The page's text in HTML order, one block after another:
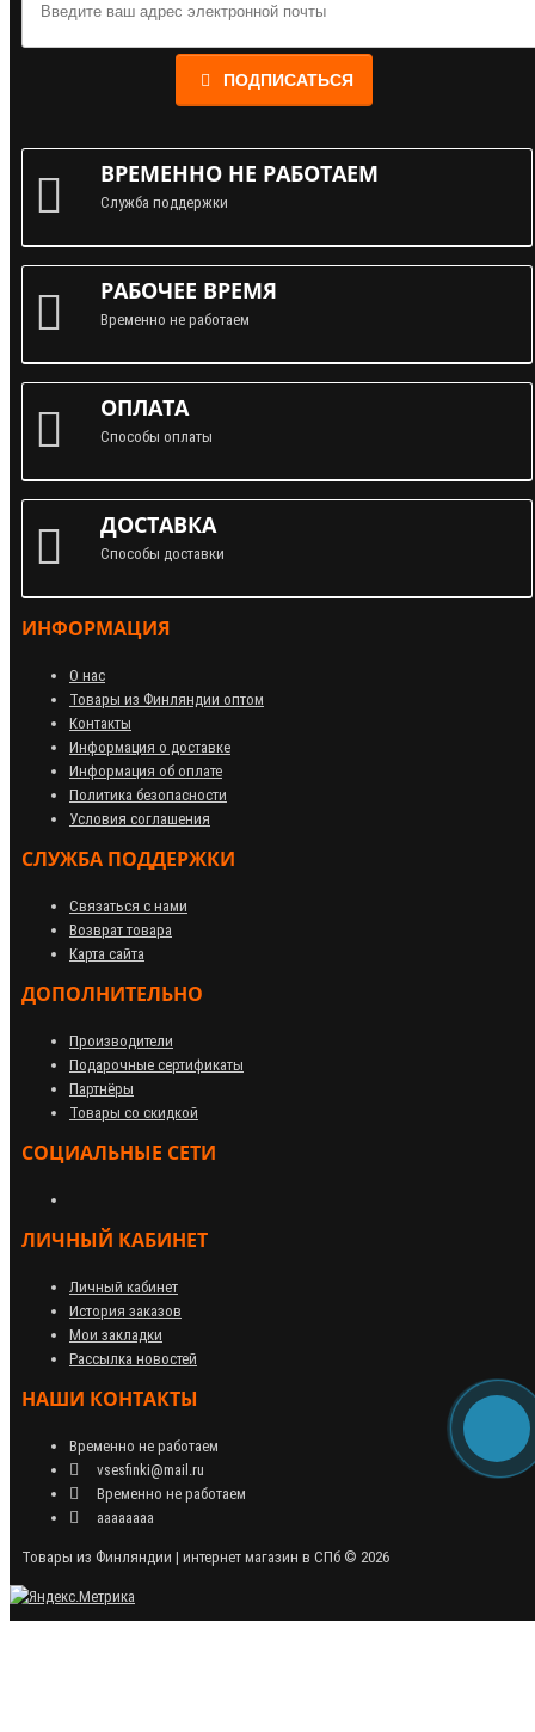
ПОДПИСАТЬСЯ
ВРЕМЕННО НЕ РАБОТАЕМ
Служба поддержки
РАБОЧЕЕ ВРЕМЯ
Временно не работаем
ОПЛАТА
Способы оплаты
ДОСТАВКА
Способы доставки
ИНФОРМАЦИЯ
О нас
Товары из Финляндии оптом
Контакты
Информация о доставке
Информация об оплате
Политика безопасности
Условия соглашения
СЛУЖБА ПОДДЕРЖКИ
Связаться с нами
Возврат товара
Карта сайта
ДОПОЛНИТЕЛЬНО
Производители
Подарочные сертификаты
Партнёры
Товары со скидкой
СОЦИАЛЬНЫЕ СЕТИ
ЛИЧНЫЙ КАБИНЕТ
Личный кабинет
История заказов
Мои закладки
Рассылка новостей
НАШИ КОНТАКТЫ
Временно не работаем
vsesfinki@mail.ru
Временно не работаем
аааааааа
Товары из Финляндии | интернет магазин в СПб © 2026